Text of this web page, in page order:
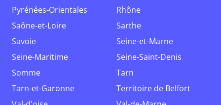
Pyrénées-Orientales
Rhône
Saône-et-Loire
Sarthe
Savoie
Seine-et-Marne
Seine-Maritime
Seine-Saint-Denis
Somme
Tarn
Tarn-et-Garonne
Territoire de Belfort